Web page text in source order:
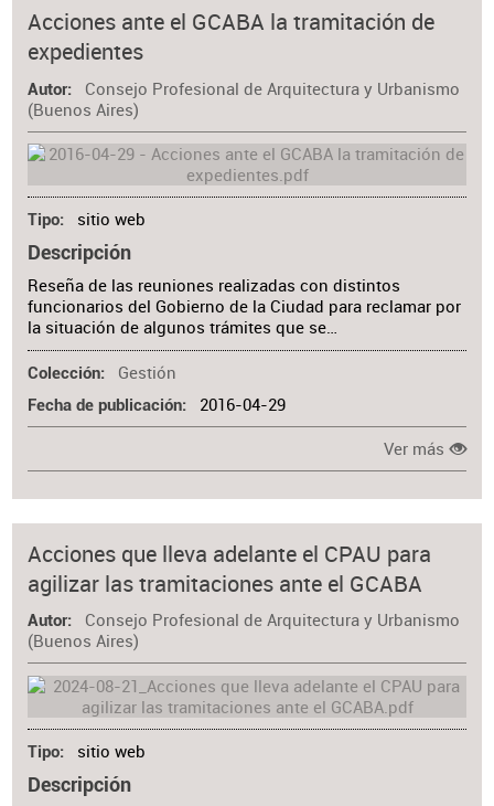
Acciones ante el GCABA la tramitación de
expedientes
Autor
Consejo Profesional de Arquitectura y Urbanismo
(Buenos Aires)
Tipo sitio web
Descripción
Reseña de las reuniones realizadas con distintos
funcionarios del Gobierno de la Ciudad para reclamar por
la situación de algunos trámites que se…
Colección Gestión
Fecha de publicación 2016-04-29
Ver más
Acciones que lleva adelante el CPAU para
agilizar las tramitaciones ante el GCABA
Autor
Consejo Profesional de Arquitectura y Urbanismo
(Buenos Aires)
Tipo sitio web
Descripción